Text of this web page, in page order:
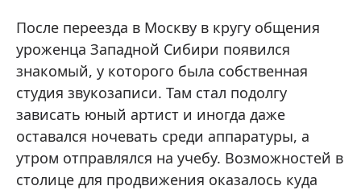
После переезда в Москву в кругу общения
уроженца Западной Сибири появился
знакомый, у которого была собственная
студия звукозаписи. Там стал подолгу
зависать юный артист и иногда даже
оставался ночевать среди аппаратуры, а
утром отправлялся на учебу. Возможностей в
столице для продвижения оказалось куда